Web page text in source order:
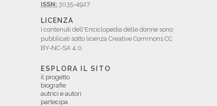
ISSN: 3035-4927
LICENZA
I contenuti dell'Enciclopedia delle donne sono
pubblicati sotto licenza Creative Commons CC
BY-NC-SA 4.0.
ESPLORA IL SITO
il progetto
biografie
autrici e autori
partecipa